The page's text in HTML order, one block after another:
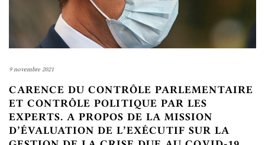
9 novembre 2021
CARENCE DU CONTRÔLE PARLEMENTAIRE
ET CONTRÔLE POLITIQUE PAR LES
EXPERTS. A PROPOS DE LA MISSION
D’ÉVALUATION DE L’EXÉCUTIF SUR LA